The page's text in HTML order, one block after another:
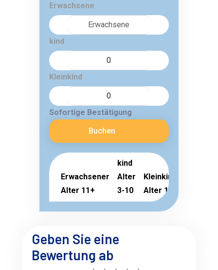
Erwachsene
kind
Kleinkind
Sofortige Bestätigung
Buchen
Erwachsener
Alter 11+
kind
Alter
3-10
Kleinkind
Alter 1-2
Geben Sie eine
Bewertung ab